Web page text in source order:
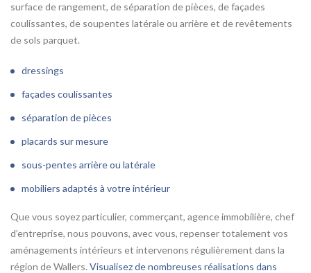
surface de rangement, de séparation de pièces, de façades
coulissantes, de soupentes latérale ou arrière et de revêtements
de sols parquet.
dressings
façades coulissantes
séparation de pièces
placards sur mesure
sous-pentes arrière ou latérale
mobiliers adaptés à votre intérieur
Que vous soyez particulier, commerçant, agence immobilière, chef
d’entreprise, nous pouvons, avec vous, repenser totalement vos
aménagements intérieurs et intervenons régulièrement dans la
région de Wallers. Visualisez de nombreuses réalisations dans